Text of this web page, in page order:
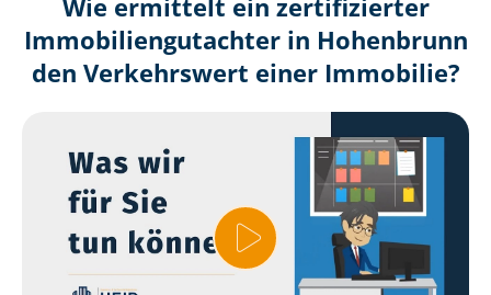
Wie ermittelt ein zertifizierter
Immobilien­gutachter in Hohenbrunn
den Verkehrswert einer Immobilie?